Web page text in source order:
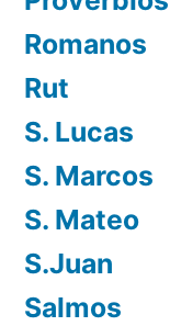
Romanos
Rut
S. Lucas
S. Marcos
S. Mateo
S.Juan
Salmos